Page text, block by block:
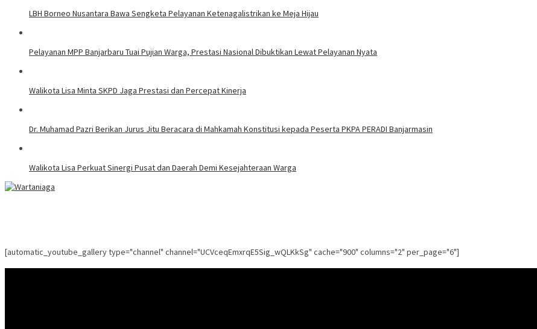
LBH Borneo Nusantara Bawa Sengketa Pelayanan Ketenagalistrikan ke Meja Hijau
Pelayanan MPP Banjarbaru Tuai Pujian Warga, Prestasi Nasional Dibuktikan Lewat Pelayanan Nyata
Walikota Lisa Minta SKPD Jaga Prestasi dan Percepat Kinerja
Dr. Muhamad Pazri Berikan Jurus Jitu Beracara di Mahkamah Konstitusi kepada Peserta PKPA PERADI Banjarmasin
Walikota Lisa Perkuat Sinergi Pusat dan Daerah Demi Kesejahteraan Warga
[automatic_youtube_gallery type="channel" channel="UCVceqEmxrqE5Sig_wQLKkSg" cache="900" columns="2" per_page="6"]